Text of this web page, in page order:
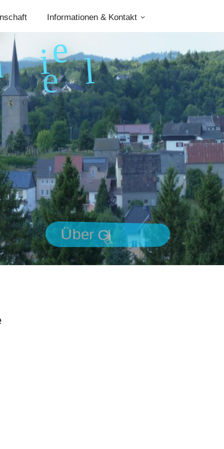
Informationen & Kontakt
ei
fel
Über Gille feld